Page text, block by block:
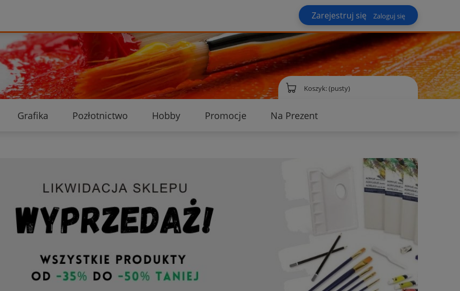
Zarejestruj się Zaloguj się
Koszyk:(pusty)
Grafika Pozłotnictwo Hobby Promocje
Na Prezent